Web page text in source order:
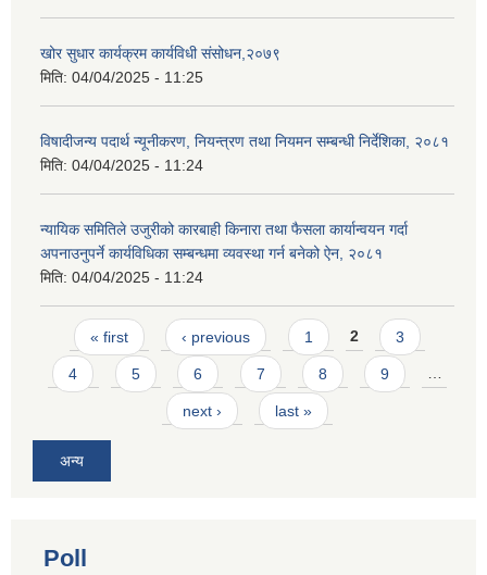
खोर सुधार कार्यक्रम कार्यविधी संसोधन,२०७९
मिति: 04/04/2025 - 11:25
विषादीजन्य पदार्थ न्यूनीकरण, नियन्त्रण तथा नियमन सम्बन्धी निर्देशिका, २०८१
मिति: 04/04/2025 - 11:24
न्यायिक समितिले उजुरीको कारबाही किनारा तथा फैसला कार्यान्वयन गर्दा
अपनाउनुपर्ने कार्यविधिका सम्बन्धमा व्यवस्था गर्न बनेको ऐन, २०८१
मिति: 04/04/2025 - 11:24
Pages
« first ‹ previous 1 2 3
4 5 6 7 8 9 …
next › last »
अन्य
Poll